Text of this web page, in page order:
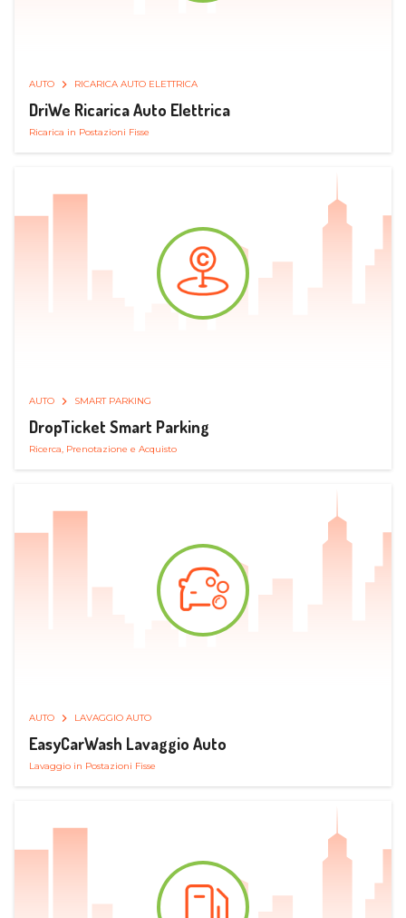
AUTO RICARICA AUTO ELETTRICA
DriWe Ricarica Auto Elettrica
Ricarica in Postazioni Fisse
AUTO SMART PARKING
DropTicket Smart Parking
Ricerca, Prenotazione e Acquisto
AUTO LAVAGGIO AUTO
EasyCarWash Lavaggio Auto
Lavaggio in Postazioni Fisse